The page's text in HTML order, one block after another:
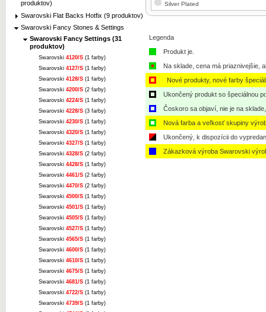
produktov)
Swarovski Flat Backs Hotfix (9 produktov)
Swarovski Fancy Stones & Settings
Swarovski Fancy Settings (31
produktov)
Swarovski 4120/S (1 farby)
Swarovski 4127/S (1 farby)
Swarovski 4128/S (1 farby)
Swarovski 4200/S (2 farby)
Swarovski 4224/S (1 farby)
Swarovski 4228/S (3 farby)
Swarovski 4230/S (1 farby)
Swarovski 4320/S (1 farby)
Swarovski 4327/S (1 farby)
Swarovski 4328/S (2 farby)
Swarovski 4428/S (1 farby)
Swarovski 4461/S (2 farby)
Swarovski 4470/S (2 farby)
Swarovski 4500/S (1 farby)
Swarovski 4501/S (1 farby)
Swarovski 4505/S (1 farby)
Swarovski 4527/S (1 farby)
Swarovski 4565/S (1 farby)
Swarovski 4600/S (1 farby)
Swarovski 4610/S (1 farby)
Swarovski 4675/S (1 farby)
Swarovski 4681/S (1 farby)
Swarovski 4722/S (1 farby)
Swarovski 4739/S (1 farby)
Silver Plated
Legenda
Produkt je.
Na sklade, cena má priaznivejšie,
Nové produkty, nové farby
Ukončený produkt so špeciálnou
Čoskoro sa objaví, nie je na
Nová farba a veľkosť skupiny
Ukončený, k dispozícii do
Zákazková výroba Swarovski